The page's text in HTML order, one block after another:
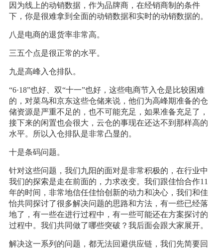
因为线上的动销数据，作为品牌商，在经销商制的条件
下，你是很难拿到全面的动销数据和实时的动销数据的。
八是电商的退货率非常高。
三五个点是很正常的水平。
九是高峰入仓排队。
“6·18”也好、双“十一”也好，这些电商节入仓是比较困难
的，对菜鸟和京东这些仓储来说，他们为高峰期准备的仓
储资源是严重不足的，也不可能充足，如果准备充足了，
接下来的闲置也会很大，云仓的事现在还达不到那样高的
水平。所以入仓排队是非常凸显的。
十是条码问题。
针对这些问题，我们九阳的面对是非常积极的，在行业中
我们的探索是走在前面的，力求改变。我们跟佳怡合作11
年的时间，非常地信任佳怡创新的动力和决心，我们和佳
怡共同探讨了很多解决问题的思路和方法，有一些已经落
地了，有一些在进行过程中，有一些可能还在方案探讨的
过程中。我们共同做了哪些突破？我后面会跟大家展开。
解决这一系列的问题，都无法回避供应链，我们先简要回